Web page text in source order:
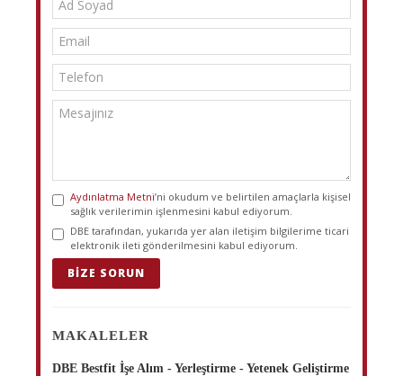
Aydınlatma Metni’ni okudum ve belirtilen amaçlarla kişisel
sağlık verilerimin işlenmesini kabul ediyorum.
DBE tarafından, yukarıda yer alan iletişim bilgilerime ticari
elektronik ileti gönderilmesini kabul ediyorum.
BIZE SORUN
MAKALELER
DBE Bestfit İşe Alım - Yerleştirme - Yetenek Geliştirme